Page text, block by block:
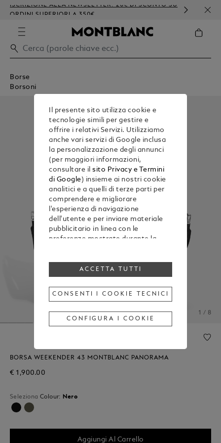
ISCRIZIONE ALLA NEWSLETTER: 20€ DI SCONTO SU
ORDINI SUPERIORI A 350€
Borse
Borsoni
1 / 8
BORSA WEEKENDER 43 MONTBLANC PANORAMA
€ 1,900.00
SelezionaColour: Nero
Selezionato
Aggiungi Al Carrello
Il presente sito utilizza cookie e
tecnologie simili per gestire e
offrire i relativi Servizi. Utilizziamo
anche vari servizi di Google inclusa
la personalizzazione degli annunci
(per maggiori informazioni,
consultare ilsito Privacy e Termini
di Google) insieme ai nostri cookie
analitici e a quelli di terze parti per
comprendere e migliorare
l'esperienza di navigazione
dell'utente e per inviare materiale
pubblicitario in linea con le
preferenze mostrate durante la
consenso all’utilizzo di alcuni o di
tutti i cookie, clicca “Configura i
cookie”, oppure, per maggiori
Cliccando su “Accetta tutti”, esprimi
il tuo consenso all’utilizzo dei
tecnici”, esprimi il tuo consenso
ACCETTA TUTTI
CONSENTI I COOKIE TECNICI
CONFIGURA I COOKIE